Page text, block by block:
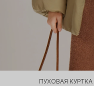
ПУХОВАЯ